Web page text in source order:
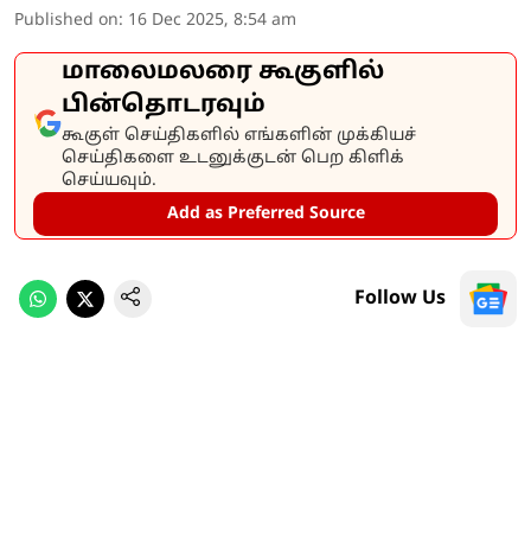
Published on: 16 Dec 2025, 8:54 am
மாலைமலரை கூகுளில்
பின்தொடரவும்
கூகுள் செய்திகளில் எங்களின் முக்கியச்
செய்திகளை உடனுக்குடன் பெற கிளிக்
செய்யவும்.
Add as Preferred Source
Follow Us